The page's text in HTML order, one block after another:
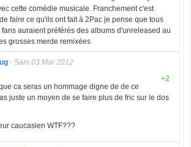
cette comédie musicale. Franchement c'est
faire ce qu'ils ont fait à 2Pac je pense que tous
fans auraient préférés des albums d'unreleased au
grosses merde remixées
- Sam 03 Mar 2012
+2
ca seras un hommage digne de de ce
juste un moyen de se faire plus de fric sur le dos
caucasien WTF???